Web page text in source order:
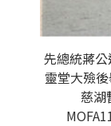
先總統蔣
靈堂大殮
慈湖